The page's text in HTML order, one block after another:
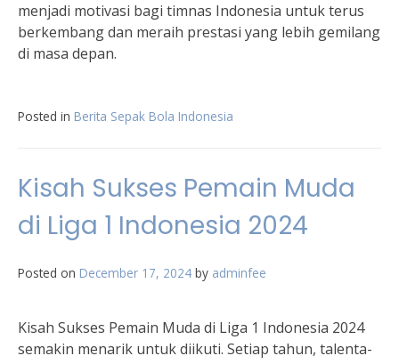
menjadi motivasi bagi timnas Indonesia untuk terus
berkembang dan meraih prestasi yang lebih gemilang
di masa depan.
Posted in Berita Sepak Bola Indonesia
Kisah Sukses Pemain Muda
di Liga 1 Indonesia 2024
Posted on December 17, 2024 by adminfee
Kisah Sukses Pemain Muda di Liga 1 Indonesia 2024
semakin menarik untuk diikuti. Setiap tahun, talenta-